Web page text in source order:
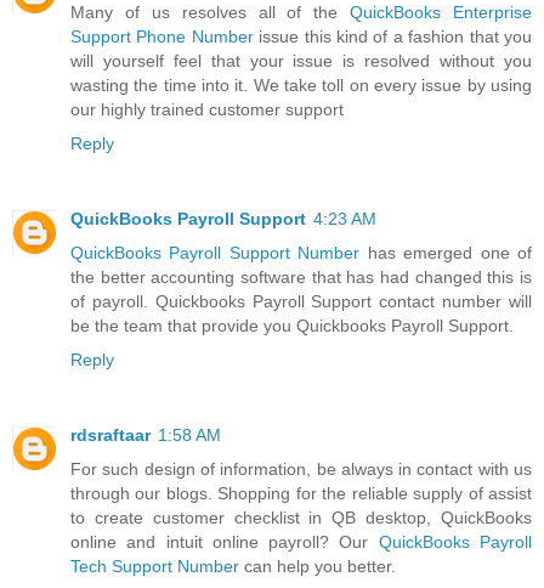
Many of us resolves all of theQuickBooks Enterprise
Support Phone Numberissue this kind of a fashion that you
will yourself feel that your issue is resolved without you
wasting the time into it. We take toll on every issue by using
our highly trained customer support
Reply
QuickBooks Payroll Support 4:23 AM
QuickBooks Payroll Support Number has emerged one of
the better accounting software that has had changed this is
of payroll. Quickbooks Payroll Support contact number will
be the team that provide you Quickbooks Payroll Support.
Reply
rdsraftaar 1:58 AM
For such design of information, be always in contact with us
through our blogs. Shopping for the reliable supply of assist
to create customer checklist in QB desktop, QuickBooks
online and intuit online payroll? Our QuickBooks Payroll
Tech Support Number can help you better.